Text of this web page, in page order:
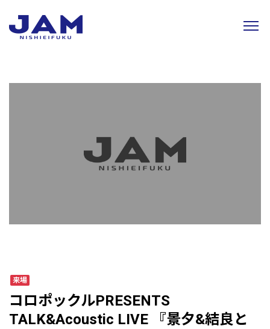
来場
コロポックルPRESENTS
TALK&Acoustic LIVE 『景夕&結良と